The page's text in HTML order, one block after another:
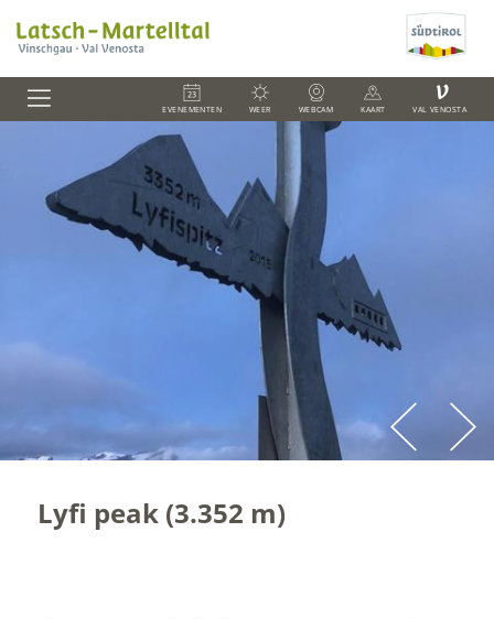
EVENEMENTEN WEER WEBCAM KAART
V
VAL VENOSTA
Lyfi peak (3.352 m)